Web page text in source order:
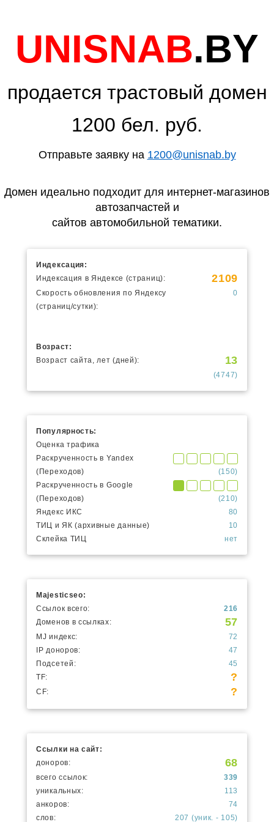
UNISNAB.BY
продается трастовый домен
1200 бел. руб.
Отправьте заявку на 1200@unisnab.by
Домен идеально подходит для интернет-магазинов
автозапчастей и
сайтов автомобильной тематики.
Индексация:
Индексация в Яндексе (страниц):
2109
Скорость обновления по Яндексу
(страниц/сутки):
0
Возраст:
Возраст сайта, лет (дней):
13
(4747)
Популярность:
Оценка трафика
Раскрученность в Yandex
(Переходов)
(150)
Раскрученность в Google
(Переходов)
(210)
Яндекс ИКС
80
ТИЦ и ЯК (архивные данные)
10
Склейка ТИЦ
нет
Majesticseo:
Ссылок всего:
216
Доменов в ссылках:
57
MJ индекс:
72
IP доноров:
47
Подсетей:
45
TF:
?
CF: ?
Ссылки на сайт:
доноров:
68
всего ссылок:
339
уникальных:
113
анкоров:
74
слов:
207 (уник. - 105)